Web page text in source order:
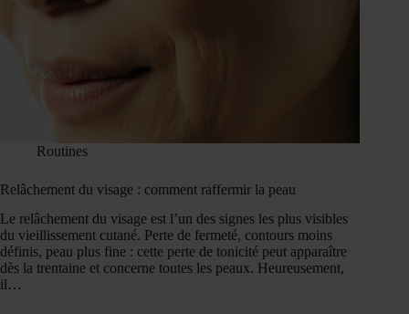
Routines
Relâchement du visage : comment raffermir la peau
Le relâchement du visage est l’un des signes les plus visibles
du vieillissement cutané. Perte de fermeté, contours moins
définis, peau plus fine : cette perte de tonicité peut apparaître
dès la trentaine et concerne toutes les peaux. Heureusement,
il…